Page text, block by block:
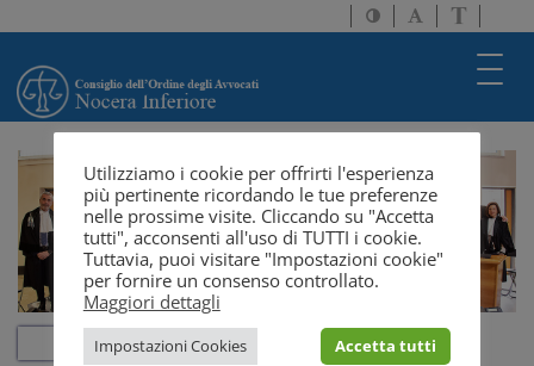
Attiva/disattiva
alto
Attiva/
dimensione
a
solo
Utilizziamo i cookie per offrirti l'esperienza
più pertinente ricordando le tue preferenze
nelle prossime visite. Cliccando su "Accetta
tutti", acconsenti all'uso di TUTTI i cookie.
Tuttavia, puoi visitare "Impostazioni cookie"
per fornire un consenso controllato.
Maggiori dettagli
Impostazioni Cookies Accetta tutti